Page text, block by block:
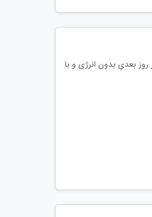
روز بعدیِ بدون انرژی و با